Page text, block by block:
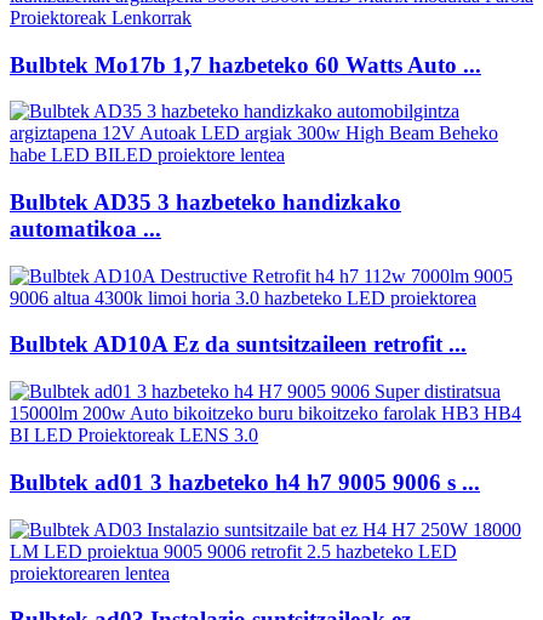
Bulbtek Mo17b 1,7 hazbeteko 60 Watts Auto ...
Bulbtek AD35 3 hazbeteko handizkako
automatikoa ...
Bulbtek AD10A Ez da suntsitzaileen retrofit ...
Bulbtek ad01 3 hazbeteko h4 h7 9005 9006 s ...